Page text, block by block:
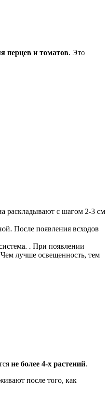
перцев и томатов. Это
раскладывают с шагом 2-3 см
После появления всходов
. При появлении
лучше освещенность, тем
не более 4-х растений.
после того, как